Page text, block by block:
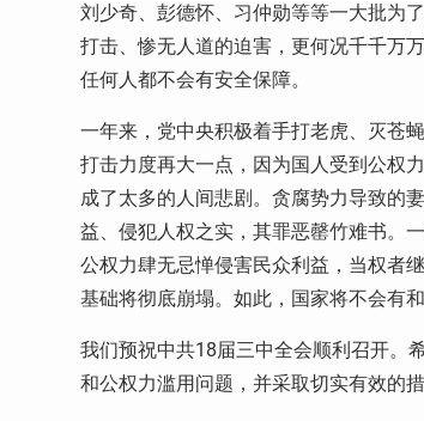
刘少奇、彭德怀、习仲勋等等一大批为
打击、惨无人道的迫害，更何况千千万
任何人都不会有安全保障。
一年来，党中央积极着手打老虎、灭苍
打击力度再大一点，因为国人受到公权
成了太多的人间悲剧。贪腐势力导致的
益、侵犯人权之实，其罪恶罄竹难书。
公权力肆无忌惮侵害民众利益，当权者
基础将彻底崩塌。如此，国家将不会有
我们预祝中共18届三中全会顺利召开。
和公权力滥用问题，并采取切实有效的措